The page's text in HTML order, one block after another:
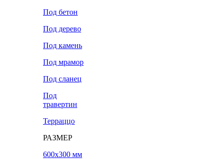
Под бетон
Под дерево
Под камень
Под мрамор
Под сланец
Под
травертин
Терраццо
РАЗМЕР
600х300 мм